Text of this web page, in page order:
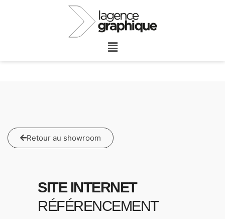
Retour au showroom
SITE INTERNET
RÉFÉRENCEMENT